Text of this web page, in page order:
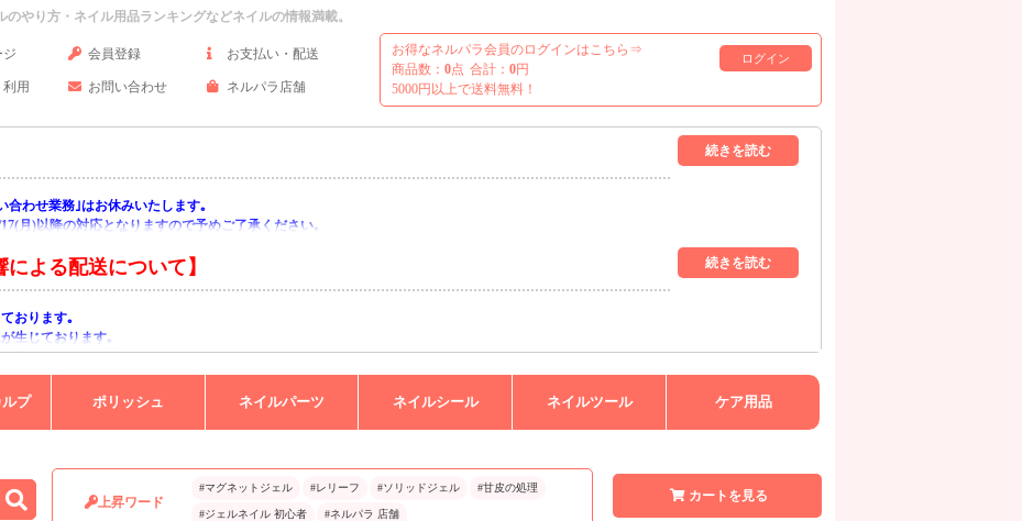
やり方・ネイル用品ランキングなどネイルの情報満載。
ジ 会員登録 お支払い・配送
用 お問い合わせ ネルパラ店舗
お得なネルパラ会員のログインはこちら⇒
ログイン
商品数： 0点 合計： 0円
5000円以上で送料無料！
合わせ業務｣はお休みいたします｡
月)以降の対応となりますので予めご了承ください｡
による配送について】
おります｡
生じております｡
賜りますようお願い申し上げます｡
プ ポリッシュ ネイルパーツ ネイルシール ネイルツール ケア用品
上昇ワード
#マグネットジェル #レリーフ #ソリッドジェル #甘皮の処理
#ジェルネイル 初心者 #ネルパラ 店舗
カートを見る